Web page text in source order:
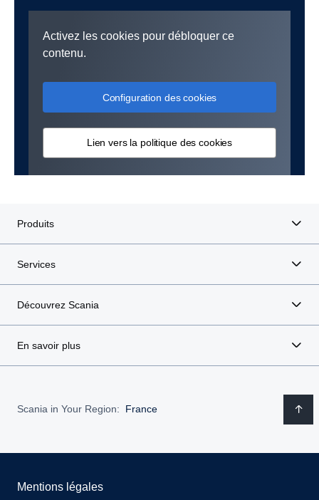
Activez les cookies pour débloquer ce
contenu.
Configuration des cookies
Lien vers la politique des cookies
Produits
Services
Découvrez Scania
En savoir plus
Scania in Your Region: France
Mentions légales